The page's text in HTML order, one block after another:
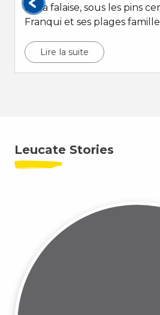
de la falaise, sous les pins
Franqui et ses plages famille
Lire la suite
Leucate Stories